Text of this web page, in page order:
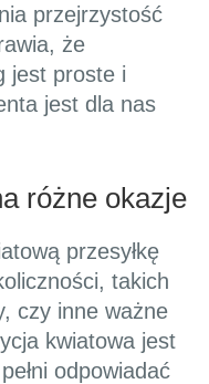
przejrzystość
że
jest proste i
jest dla nas
różne okazje
przesyłkę
takich
czy inne ważne
kwiatowa jest
odpowiadać